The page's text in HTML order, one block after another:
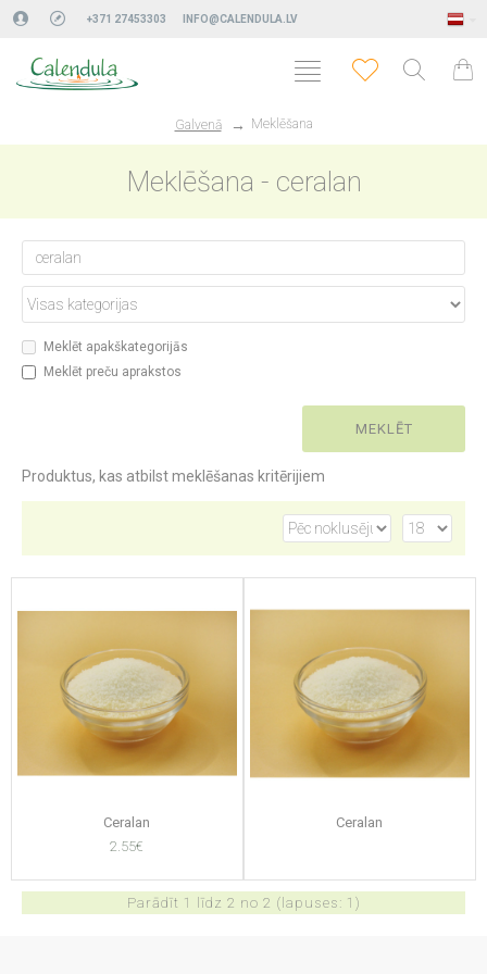
+371 27453303 INFO@CALENDULA.LV
Galvenā Meklēšana
Meklēšana - ceralan
Meklēt apakškategorijās
Meklēt preču aprakstos
MEKLĒT
Produktus, kas atbilst meklēšanas kritērijiem
Ceralan
2.55€
Ceralan
Parādīt 1 līdz 2 no 2 (lapuses: 1)